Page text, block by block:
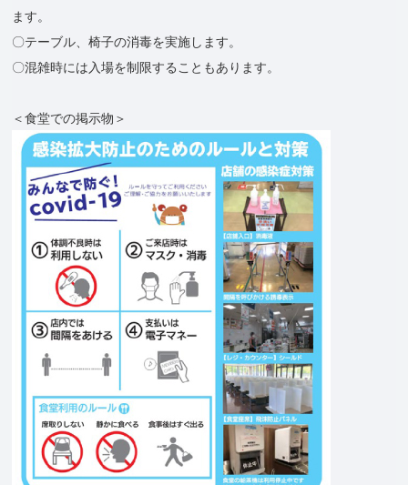
ます。
〇テーブル、椅子の消毒を実施します。
〇混雑時には入場を制限することもあります。
＜食堂での掲示物＞